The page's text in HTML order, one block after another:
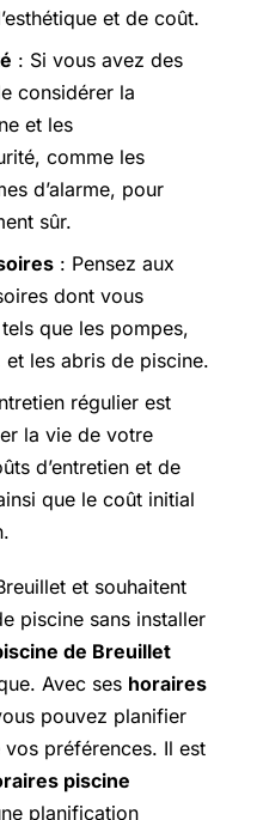
et de coût.
: Si vous avez des
considérer la
et les
comme les
d’alarme, pour
sûr.
: Pensez aux
dont vous
que les pompes,
les abris de piscine.
régulier est
la vie de votre
d’entretien et de
que le coût initial
et souhaitent
piscine sans installer
de Breuillet
Avec ses horaires
pouvez planifier
préférences. Il est
piscine
planification